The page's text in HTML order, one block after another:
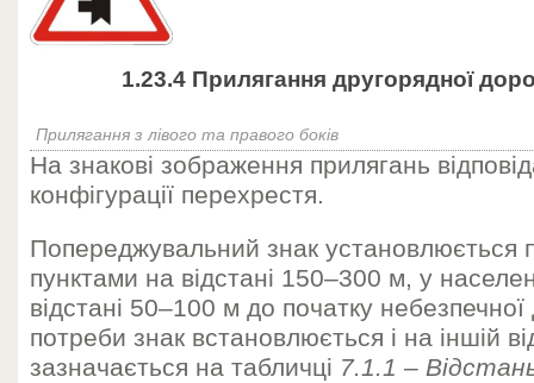
1.23.4 Прилягання другорядної
Прилягання з лівого та правого боків
На знакові зображення прилягань
конфігурації перехрестя.
Попереджувальний знак установлюється
пунктами на відстані 150–300 м, у
відстані 50–100 м до початку небезпечної
потреби знак встановлюється і на іншій
зазначається на табличці 7.1.1 –